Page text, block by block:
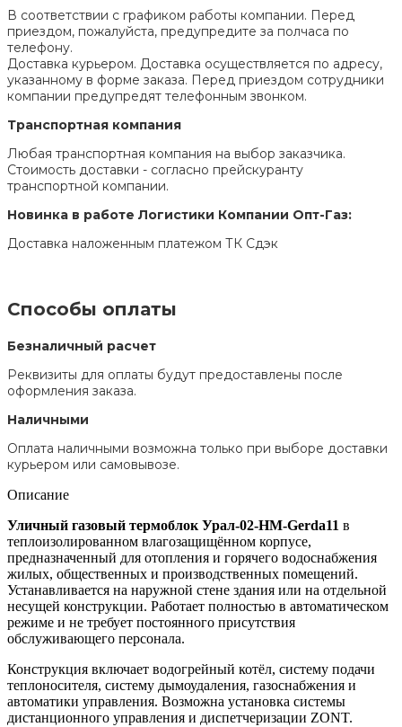
В соответствии с графиком работы компании. Перед
приездом, пожалуйста, предупредите за полчаса по
телефону.
Доставка курьером. Доставка осуществляется по адресу,
указанному в форме заказа. Перед приездом сотрудники
компании предупредят телефонным звонком.
Транспортная компания
Любая транспортная компания на выбор заказчика.
Стоимость доставки - согласно прейскуранту
транспортной компании.
Новинка в работе Логистики Компании Опт-Газ:
Доставка наложенным платежом ТК Сдэк
Способы оплаты
Безналичный расчет
Реквизиты для оплаты будут предоставлены после
оформления заказа.
Наличными
Оплата наличными возможна только при выборе доставки
курьером или самовывозе.
Описание
Уличный газовый термоблок Урал-02-HM-Gerda11 в
теплоизолированном влагозащищённом корпусе,
предназначенный для отопления и горячего водоснабжения
жилых, общественных и производственных помещений.
Устанавливается на наружной стене здания или на отдельной
несущей конструкции. Работает полностью в автоматическом
режиме и не требует постоянного присутствия
обслуживающего персонала.
Конструкция включает водогрейный котёл, систему подачи
теплоносителя, систему дымоудаления, газоснабжения и
автоматики управления. Возможна установка системы
дистанционного управления и диспетчеризации ZONT.